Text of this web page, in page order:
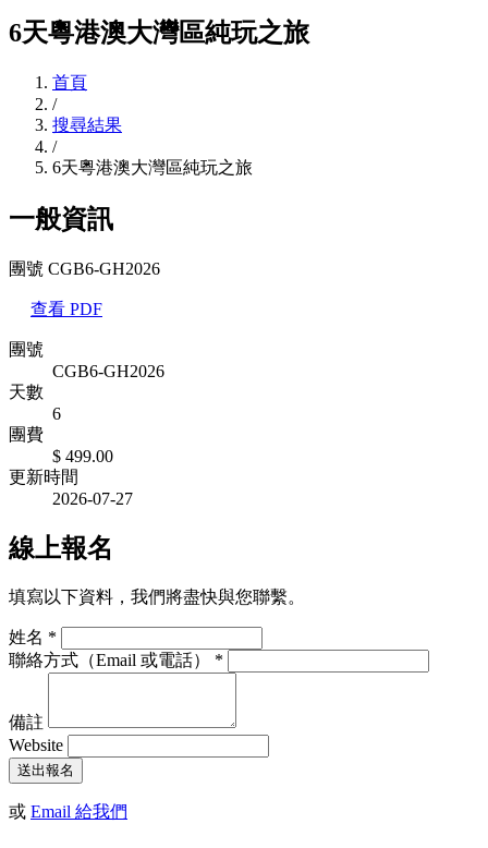
6天粵港澳大灣區純玩之旅
首頁
/
搜尋結果
/
6天粵港澳大灣區純玩之旅
一般資訊
團號 CGB6-GH2026
查看 PDF
團號
CGB6-GH2026
天數
6
團費
$ 499.00
更新時間
2026-07-27
線上報名
填寫以下資料，我們將盡快與您聯繫。
姓名 *
聯絡方式（Email 或電話） *
備註
Website
送出報名
或 Email 給我們